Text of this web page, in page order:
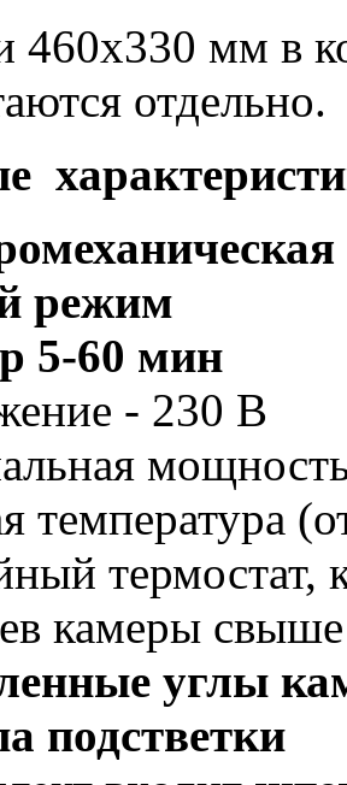
460x330 мм в
отдельно.
режим
5-60 мин
- 230 В
температура
термостат,
камеры
углы
подстветки